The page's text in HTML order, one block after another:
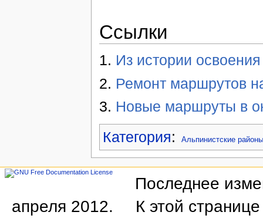
Ссылки
1. Из истории
2. Ремонт маршрутов
3. Новые маршруты в
Категория: Альпинистские
Последнее
апреля 2012.
К этой